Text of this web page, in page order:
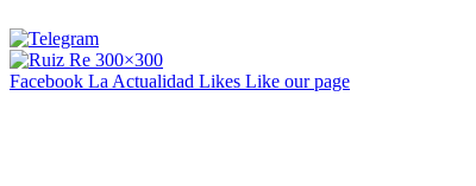
Facebook La Actualidad Likes Like our page